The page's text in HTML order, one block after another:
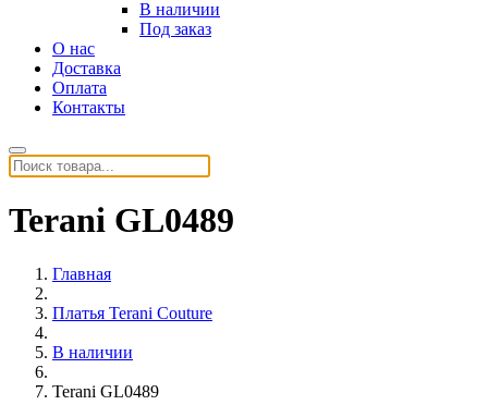
В наличии
Под заказ
О нас
Доставка
Оплата
Контакты
Terani GL0489
Главная
Платья Terani Couture
В наличии
Terani GL0489